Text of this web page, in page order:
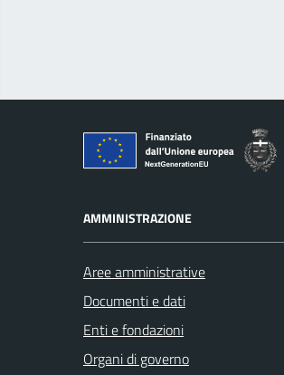
AMMINISTRAZIONE
Aree amministrative
Documenti e dati
Enti e fondazioni
Organi di governo